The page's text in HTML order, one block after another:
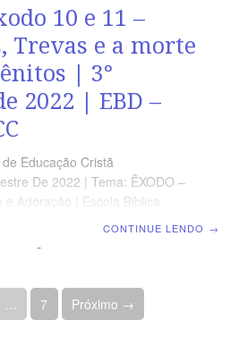
10 e 11 –
Trevas e a morte
| 3°
2022 | EBD –
Educação Cristã
De 2022 | Tema: ÊXODO –
Adoração | Escola Biblica
o número da página.
Em Êxodo 10 e 11 há 29
CONTINUE LENDO →
… 7 Próximo →